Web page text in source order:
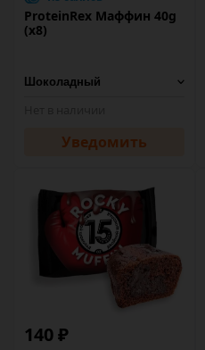
ProteinRex Маффин 40g
(х8)
Уведомить
140 ₽